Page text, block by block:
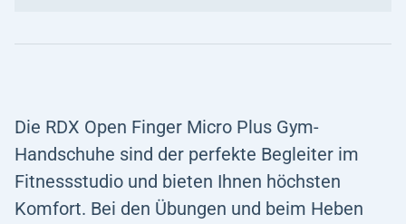
Die RDX Open Finger Micro Plus Gym-
Handschuhe sind der perfekte Begleiter im
Fitnessstudio und bieten Ihnen höchsten
Komfort. Bei den Übungen und beim Heben